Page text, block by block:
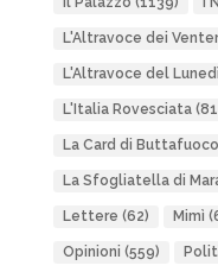
L'Altravoce dei
L'Altravoce del Lunedì
L'Italia Rovesciata
La Card di Buttafuoco
La Sfogliatella di
Lettere (62) Mimì
Opinioni (559)